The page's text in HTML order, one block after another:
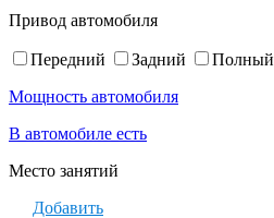
Привод автомобиля
Передний Задний
Полный
Мощность автомобиля
В автомобиле есть
Место занятий
Добавить